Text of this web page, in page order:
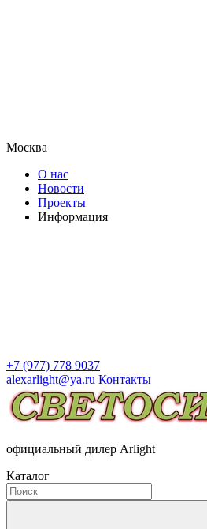
Москва
О нас
Новости
Проекты
Информация
+7 (977) 778 9037
alexarlight@ya.ru Контакты
официальный дилер Arlight
Каталог